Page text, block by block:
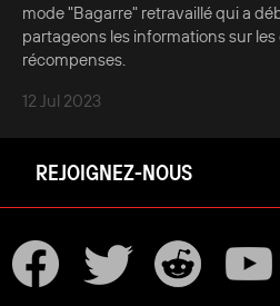
mode "Bagarre" retravaillé qui a
partageons les informations sur
récompenses.
12 Jul 2023
REJOIGNEZ-NOUS